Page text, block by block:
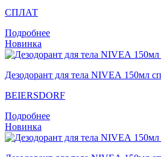
СПЛАТ
Подробнее
Новинка
Дезодорант для тела NIVEA 150мл
BEIERSDORF
Подробнее
Новинка